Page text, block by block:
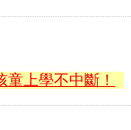
上學不中斷！